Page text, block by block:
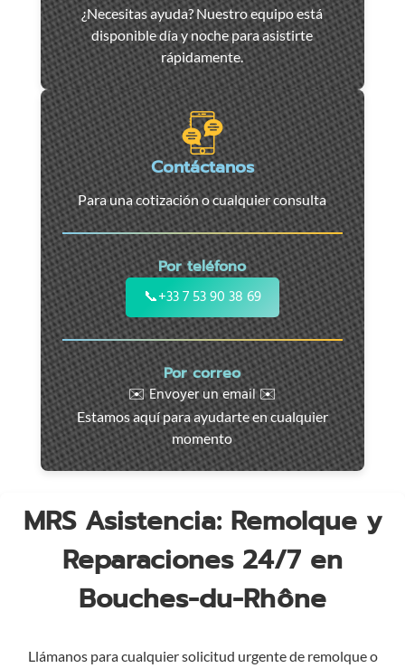
Asistencia
y
remolque
de
coches
en
Marsella
-
Servicio
24/7
para
coches,
motos
y
vehículos
utilitarios.
Intervención
rápida
en
toda
la
región
¿Necesitas ayuda? Nuestro equipo está
disponible día y noche para asistirte
rápidamente.
Contáctanos
Para una cotización o cualquier consulta
Por teléfono
📞+33 7 53 90 38 69
Por correo
✉️ Envoyer un email ✉️
Estamos aquí para ayudarte en cualquier
momento
MRS Asistencia: Remolque y
Reparaciones 24/7 en
Bouches-du-Rhône
Llámanos para cualquier solicitud urgente de remolque o